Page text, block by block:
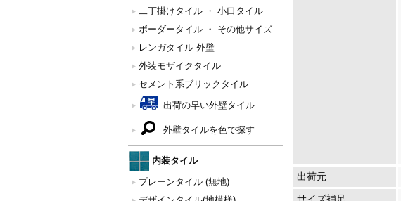
二丁掛けタイル ・ 小口タイル
ボーダータイル ・ その他サイズ
レンガタイル 外壁
外装モザイクタイル
セメント系ブリックタイル
出荷の早い外壁タイル
外壁タイルを色で探す
内装タイル
プレーンタイル (無地)
出荷元